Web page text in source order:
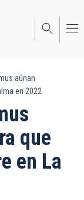
aúnan
en 2022
que
en La